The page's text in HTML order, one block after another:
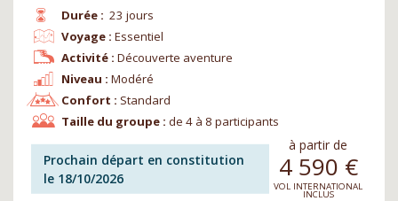
Durée : 23 jours
Niveau : Modéré
Voyage : Essentiel
Confort : Standard
Activité : Découverte aventure
Taille du groupe : de 4 à 8 participants
Prochain départ en constitution
le 18/10/2026
à partir de
4 590 €
VOL INTERNATIONAL
INCLUS